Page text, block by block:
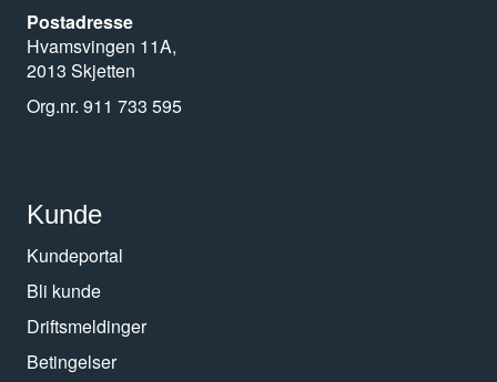
Postadresse
Hvamsvingen 11A,
2013 Skjetten
Org.nr. 911 733 595
Kunde
Kundeportal
Bli kunde
Driftsmeldinger
Betingelser